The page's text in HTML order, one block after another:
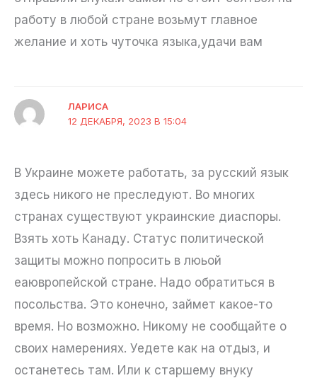
работу в любой стране возьмут главное
желание и хоть чуточка языка,удачи вам
ЛАРИСА
12 ДЕКАБРЯ, 2023 В 15:04
В Украине можете работать, за русский язык
здесь никого не преследуют. Во многих
странах существуют украинские диаспоры.
Взять хоть Канаду. Статус политической
защиты можно попросить в люьой
еаювропейской стране. Надо обратиться в
посольства. Это конечно, займет какое-то
время. Но возможно. Никому не сообщайте о
своих намерениях. Уедете как на отдыз, и
останетесь там. Или к старшему внуку